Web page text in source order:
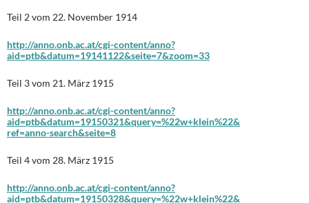
Teil 2 vom 22. November 1914
http://anno.onb.ac.at/cgi-content/anno?
aid=ptb&datum=19141122&seite=7&zoom=33
Teil 3 vom 21. März 1915
http://anno.onb.ac.at/cgi-content/anno?
aid=ptb&datum=19150321&query=%22w+klein%22&
ref=anno-search&seite=8
Teil 4 vom 28. März 1915
http://anno.onb.ac.at/cgi-content/anno?
aid=ptb&datum=19150328&query=%22w+klein%22&